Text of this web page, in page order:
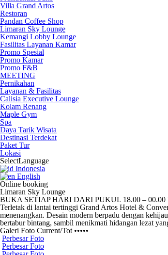
Villa Grand Artos
Restoran
Pandan Coffee Shop
Limaran Sky Lounge
Kemangi Lobby Lounge
Fasilitas Layanan Kamar
Promo Spesial
Promo Kamar
Promo F&B
MEETING
Pernikahan
Layanan & Fasilitas
Calisia Executive Lounge
Kolam Renang
Maple Gym
Spa
Daya Tarik Wisata
Destinasi Terdekat
Paket Tur
Lokasi
SelectLanguage
Indonesia
English
Online booking
Limaran Sky Lounge
BUKA SETIAP HARI DARI PUKUL 18.00 – 00.00
Terletak di lantai tertinggi Grand Artos Hotel &
menenangkan. Desain modern berpadu dengan
bertabur bintang, sambil menikmati hidangan lezat
Galeri Foto Current/Tot •••••
Perbesar Foto
Perbesar Foto